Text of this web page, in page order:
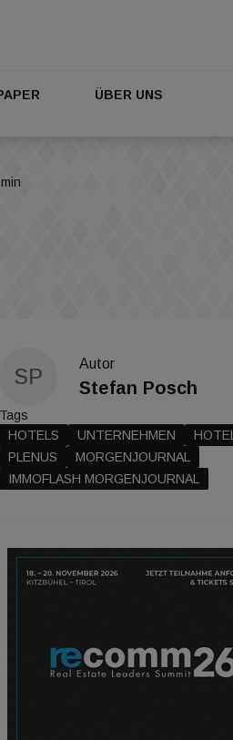
ÜBER UNS
SP
Autor
Stefan Posch
Tags
HOTELS
UNTERNEHMEN
HOTEL
PLENUS
MORGENJOURNAL
IMMOFLASH MORGENJOURNAL